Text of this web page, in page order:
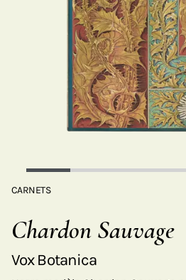
CARNETS
Chardon Sauvage
Vox Botanica